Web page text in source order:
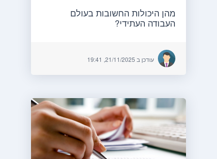
מהן היכולות החשובות בעולם
העבודה העתידי?
עודכן ב 21/11/2025, 19:41